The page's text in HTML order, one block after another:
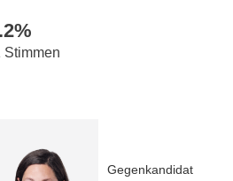
Stimmen
Gegenkandidat